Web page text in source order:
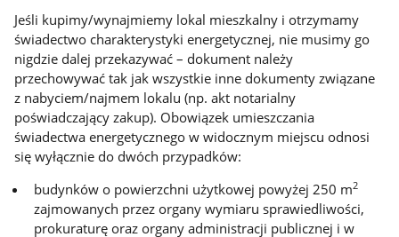
Jeśli kupimy/wynajmiemy lokal mieszkalny i otrzymamy
świadectwo charakterystyki energetycznej, nie musimy go
nigdzie dalej przekazywać – dokument należy
przechowywać tak jak wszystkie inne dokumenty związane
z nabyciem/najmem lokalu (np. akt notarialny
poświadczający zakup). Obowiązek umieszczania
świadectwa energetycznego w widocznym miejscu odnosi
się wyłącznie do dwóch przypadków:
budynków o powierzchni użytkowej powyżej 250 m2
zajmowanych przez organy wymiaru sprawiedliwości,
prokuraturę oraz organy administracji publicznej i w